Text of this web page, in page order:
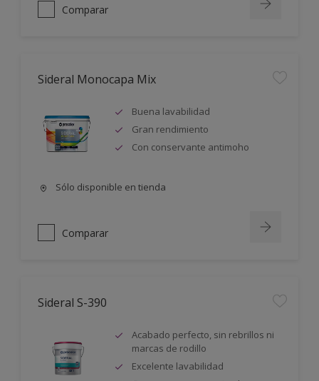
Comparar
Sideral Monocapa Mix
Buena lavabilidad
Gran rendimiento
Con conservante antimoho
Sólo disponible en tienda
Comparar
Sideral S-390
Acabado perfecto, sin rebrillos ni
marcas de rodillo
Excelente lavabilidad